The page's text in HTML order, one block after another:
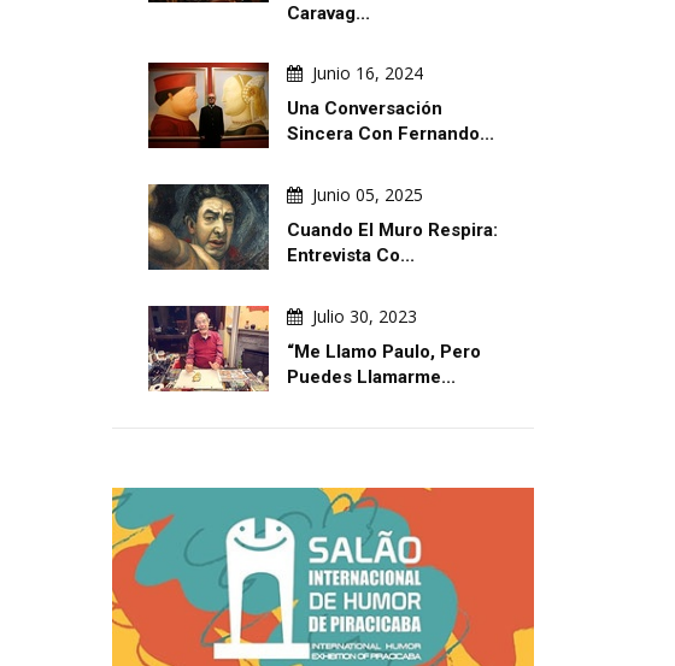
Caravag...
Junio 16, 2024
Una Conversación
Sincera Con Fernando...
Junio 05, 2025
Cuando El Muro Respira:
Entrevista Co...
Julio 30, 2023
“Me Llamo Paulo, Pero
Puedes Llamarme...